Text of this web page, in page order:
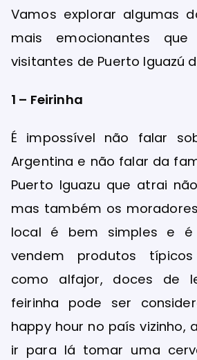
Vamos explorar algumas
mais emocionantes
visitantes de Puerto Iguazú
1 – Feirinha
É impossível não falar
Argentina e não falar da
Puerto Iguazu que atrai
mas também os
local é bem simples e
vendem produtos
como alfajor, doces de
feirinha pode ser
happy hour no país vizinho,
ir para lá tomar uma